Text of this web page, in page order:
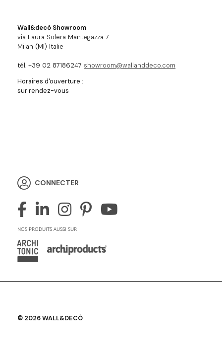
Wall&decò Showroom
via Laura Solera Mantegazza 7
Milan (MI) Italie
tél. +39 02 87186247 showroom@wallanddeco.com
Horaires d'ouverture :
sur rendez-vous
CONNECTER
NOS PRODUITS AUSSI SUR
© 2026 WALL&DECÒ